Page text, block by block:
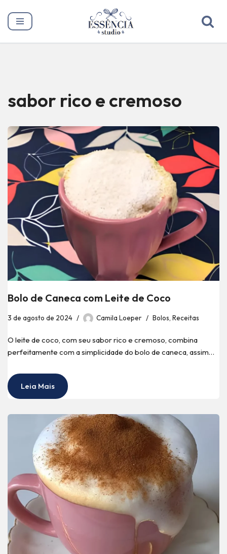
Pular
sabor rico e cremoso
Bolo de Caneca com Leite de Coco
3 de agosto de 2024 Camila Loeper Bolos, Receitas
O leite de coco, com seu sabor rico e cremoso, combina
perfeitamente com a simplicidade do bolo de caneca, assim…
Leia Mais